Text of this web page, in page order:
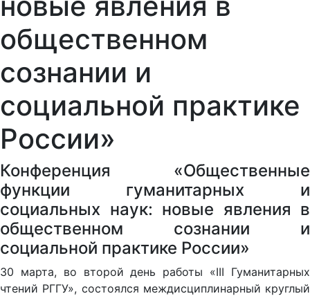
общественном
сознании и
социальной практике
России»
Конференция «Общественные
функции гуманитарных и
социальных наук: новые явления в
общественном сознании и
социальной практике России»
30 марта, во второй день работы «III Гуманитарных
чтений РГГУ», состоялся междисциплинарный круглый